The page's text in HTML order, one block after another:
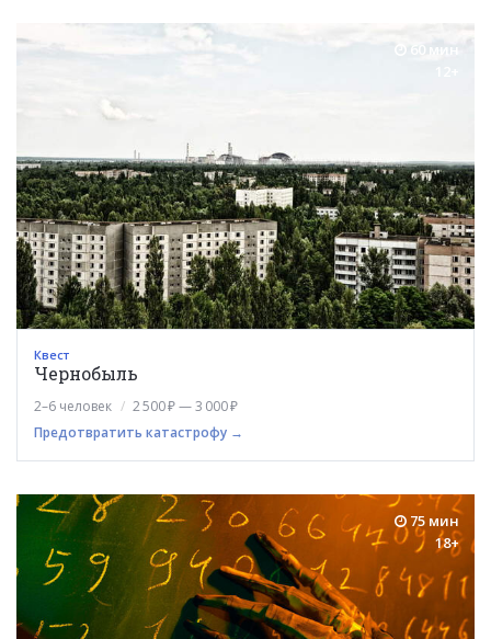
60 мин
Квест
Чернобыль
2–6 человек
2 500 ₽ — 3 000 ₽
Предотвратить катастрофу →
75 мин
18+